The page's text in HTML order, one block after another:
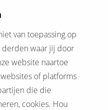
van toepassing op
waar jij door
website naartoe
of platforms
die die
cookies. Hou